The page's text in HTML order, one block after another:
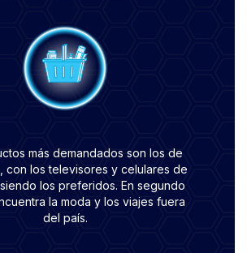
más demandados son los de
con los televisores y celulares de
los preferidos. En segundo
la moda y los viajes fuera
del país.